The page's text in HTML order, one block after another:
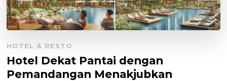
HOTEL & RESTO
Hotel Dekat Pantai dengan
Pemandangan Menakjubkan